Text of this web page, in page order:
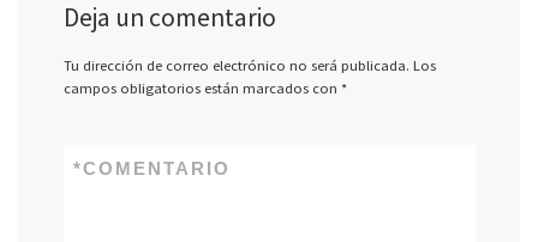
Deja un comentario
Tu dirección de correo electrónico no será publicada. Los
campos obligatorios están marcados con *
COMENTARIO
*